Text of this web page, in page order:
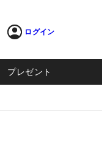
ログイン
プレゼント